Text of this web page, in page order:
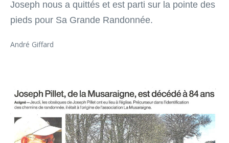
Joseph nous a quittés et est parti sur la pointe des
pieds pour Sa Grande Randonnée.
André Giffard